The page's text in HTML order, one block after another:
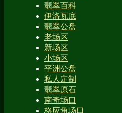
翡翠百科
伊洛瓦底
翡翠公盘
老场区
新场区
小场区
平洲公盘
私人定制
翡翠原石
南奇场口
格应角场口